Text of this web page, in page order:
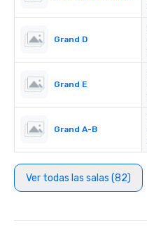
Grand D
Grand E
Grand A-B
Ver todas las salas (82)